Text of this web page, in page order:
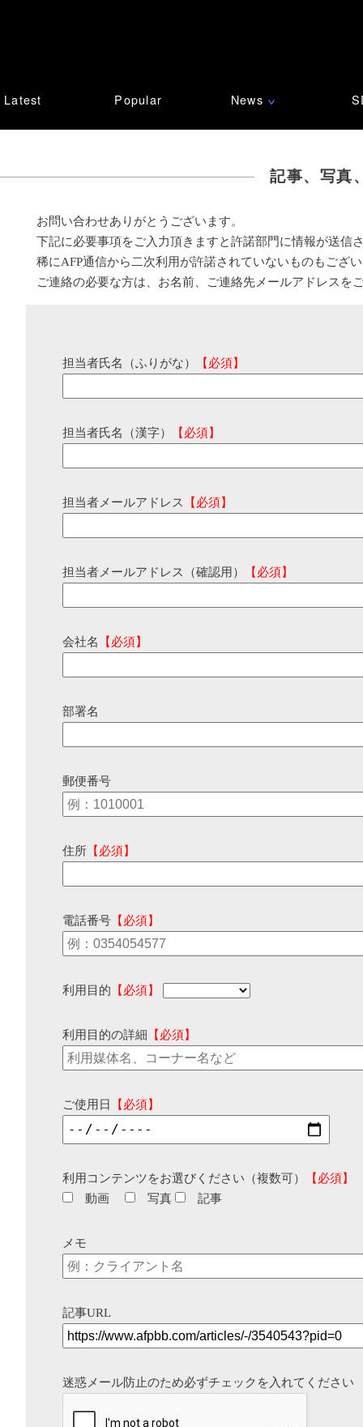
Latest Popular News ∨
記事、写真
お問い合わせありがとうございます。
下記に必要事項をご入力頂きますと許諾部門に情報が送信
稀にAFP通信から二次利用が許諾されていないものもござ
ご連絡の必要な方は、お名前、ご連絡先メールアドレスを
担当者氏名（ふりがな） 【必須】
担当者氏名（漢字） 【必須】
担当者メールアドレス 【必須】
担当者メールアドレス（確認用） 【必須】
会社名 【必須】
部署名
郵便番号
住所 【必須】
電話番号 【必須】
利用目的 【必須】
利用目的の詳細 【必須】
ご使用日 【必須】
利用コンテンツをお選びください（複数可）
【必須】
動画
写真 記事
メモ
記事URL
迷惑メール防止のため必ずチェックを入れてください